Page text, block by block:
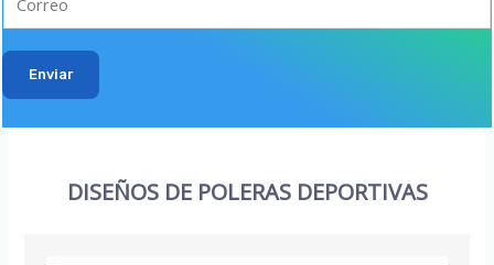
Enviar
DISEÑOS DE POLERAS DEPORTIVAS